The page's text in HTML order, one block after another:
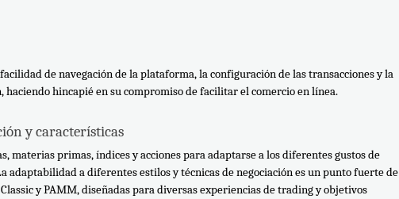
de navegación de la plataforma, la configuración de las transacciones y la
hincapié en su compromiso de facilitar el comercio en línea.
y características
materias primas, índices y acciones para adaptarse a los diferentes gustos de
adaptabilidad a diferentes estilos y técnicas de negociación es un punto fuerte de
y PAMM, diseñadas para diversas experiencias de trading y objetivos